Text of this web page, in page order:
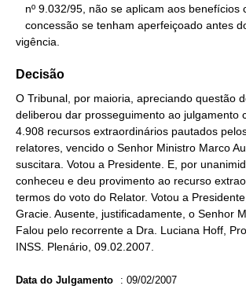
vigência.
Decisão
O Tribunal, por maioria, apreciando questão
deliberou dar prosseguimento ao julgamento
4.908 recursos extraordinários pautados
relatores, vencido o Senhor Ministro Marco
suscitara. Votou a Presidente. E, por
conheceu e deu provimento ao recurso
termos do voto do Relator. Votou a
Gracie. Ausente, justificadamente, o Senhor
Falou pelo recorrente a Dra. Luciana Hoff,
INSS. Plenário, 09.02.2007.
Data do Julgamento : 09/02/2007